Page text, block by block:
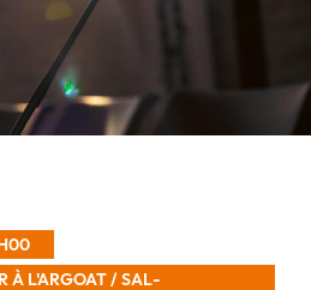
À L'ARGOAT / SAL-